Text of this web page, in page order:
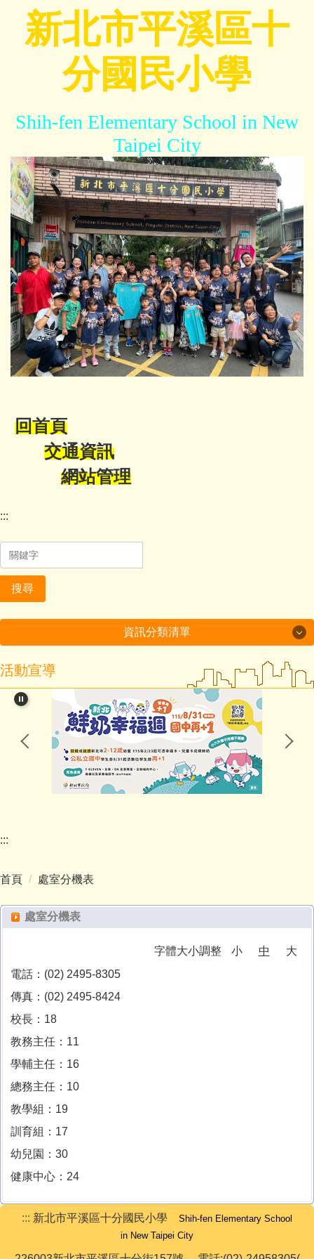
新北市平溪區十
分國民小學
Shih-fen Elementary School in New
Taipei City
回首頁
交通資訊
網站管理
:::
搜尋
資訊分類清單
115年度磐石國小組-十分國小-方案全文
閱讀教育專區
新北市課程計畫資源網
114學年度第2學期課程計畫備查通過備查
教師班級網頁
課程計畫專區
家庭教育專區
午餐專區
校外人士協助教學或活動專區
環境教育專區
學生事務相關法規
校園開放
活動宣導
:::
首頁 處室分機表
處室分機表
字體大小調整 小 中
大
電話：(02) 2495-8305
傳真：(02) 2495-8424
校長：18
教務主任：11
學輔主任：16
總務主任：10
教學組：19
訓育組：17
幼兒園：30
健康中心：24
::: 新北市平溪區十分國民小學 Shih-fen Elementary School
in New Taipei City